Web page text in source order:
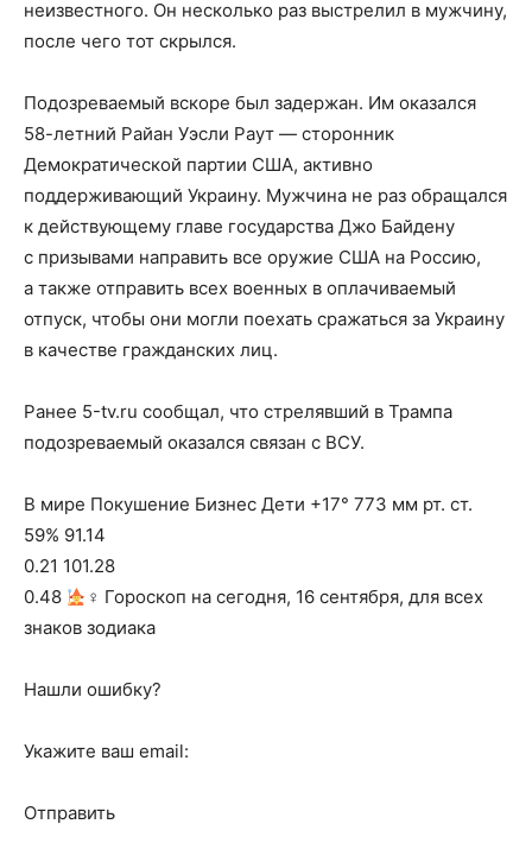
неизвестного. Он несколько раз выстрелил в мужчину,
после чего тот скрылся.
Подозреваемый вскоре был задержан. Им оказался
58-летний Райан Уэсли Раут — сторонник
Демократической партии США, активно
поддерживающий Украину. Мужчина не раз обращался
к действующему главе государства Джо Байдену
с призывами направить все оружие США на Россию,
а также отправить всех военных в оплачиваемый
отпуск, чтобы они могли поехать сражаться за Украину
в качестве гражданских лиц.
Ранее 5-tv.ru сообщал, что стрелявший в Трампа
подозреваемый оказался связан с ВСУ.
В мире Покушение Бизнес Дети +17° 773 мм рт. ст.
59% 91.14
0.21 101.28
0.48
‍♀ Гороскоп на сегодня, 16 сентября, для всех
знаков зодиака
Нашли ошибку?
Укажите ваш email:
Отправить